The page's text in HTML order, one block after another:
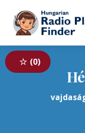
To contents
0